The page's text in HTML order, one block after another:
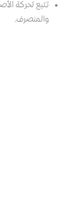
تتبع لحركة
والمنصرف.